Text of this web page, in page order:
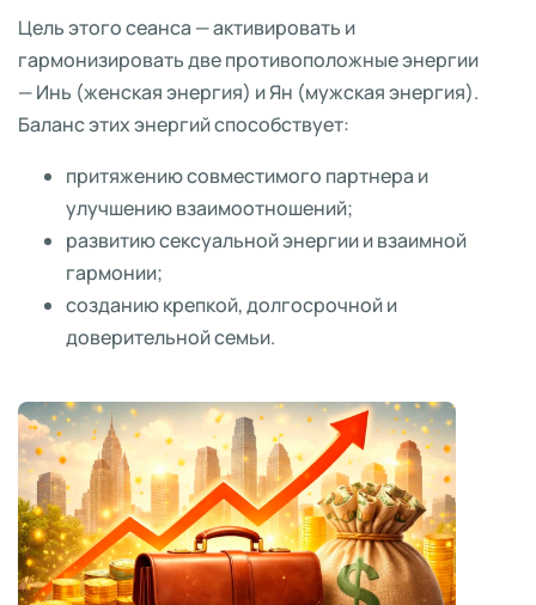
Цель этого сеанса — активировать и
гармонизировать две противоположные энергии
— Инь (женская энергия) и Ян (мужская энергия).
Баланс этих энергий способствует:
притяжению совместимого партнера и
улучшению взаимоотношений;
развитию сексуальной энергии и взаимной
гармонии;
созданию крепкой, долгосрочной и
доверительной семьи.